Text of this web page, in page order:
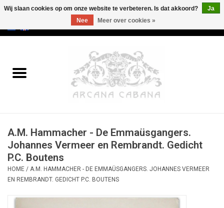
Oud & Zeldzaam
Erotica
Curiosa
A.M. Hammacher - De Emmaüsgangers.
Johannes Vermeer en Rembrandt. Gedicht
P.C. Boutens
HOME / A.M. HAMMACHER - DE EMMAÜSGANGERS. JOHANNES VERMEER
EN REMBRANDT. GEDICHT P.C. BOUTENS
Wij slaan cookies op om onze website te verbeteren. Is dat akkoord?
Ja
Nee
Meer over cookies »